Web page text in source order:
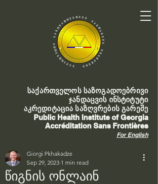
საქართველოს საზოგადოებრივი
ჯანდაცვის ინსტიტუტი
აკრედიტაცია საზღვრების გარეშე
Public Health Institute of Georgia
Accréditation Sans Frontières
For English
წიგნის ონლაინ
Giorgi Pkhakadze
Sep 29, 2023 1 min read